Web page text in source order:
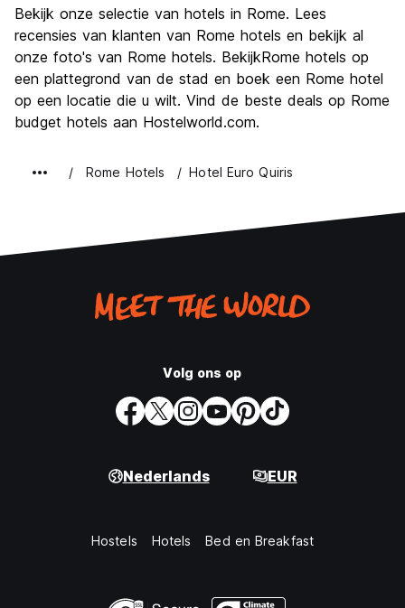
Cultuur
9.6
Uitgaan
7.7
Waarde voor uw geld
7.7
Bekijk onze selectie van hotels in Rome. Lees
recensies van klanten van Rome hotels en bekijk al
onze foto's van Rome hotels. BekijkRome hotels op
een plattegrond van de stad en boek een Rome hotel
op een locatie die u wilt. Vind de beste deals op Rome
budget hotels aan Hostelworld.com.
Rome Hotels Hotel Euro Quiris
Volg ons op
Nederlands EUR
Hostels Hotels Bed en Breakfast